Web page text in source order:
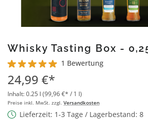
Whisky Tasting Box -
Durchschnittliche Bewertung von 5 von 5
1 Bewertung
24,99 €*
Inhalt:0.25 l (99,96 €* / 1 l)
Preise inkl. MwSt. zzgl. Versandkosten
Lieferzeit: 1-3 Tage / Lagerbestand: 8